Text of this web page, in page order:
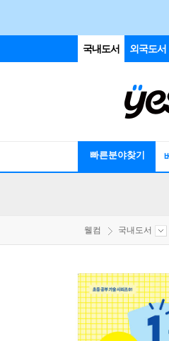
국내도서 외국도서
빠른분야찾기
웰컴 국내도서